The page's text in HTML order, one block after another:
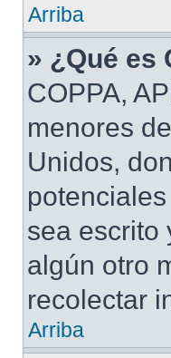
Arriba
» ¿Qué es
COPPA,
menores
Unidos,
sea escrito
algún otro
recolectar
Arriba